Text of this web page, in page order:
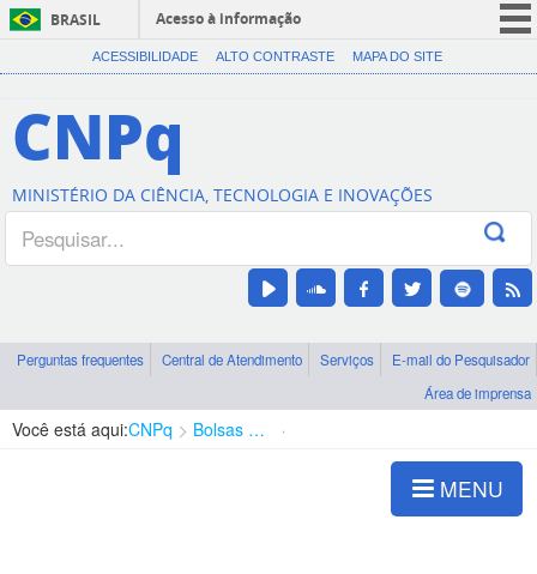
BRASIL
Acesso à informação
CORONAVÍRUS (COVID-19)
Canais
ACESSIBILIDADE ALTO CONTRASTE MAPA DO SITE
CNPq
MINISTÉRIO DA CIÊNCIA, TECNOLOGIA E INOVAÇÕES
Perguntas frequentes Central de Atendimento Serviços
E-mail do Pesquisador
Área de imprensa
Você está aqui:CNPq Bolsas e Auxílios Vigentes
MENU